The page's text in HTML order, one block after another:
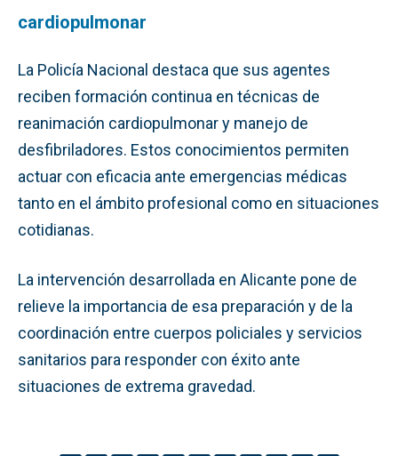
cardiopulmonar
La Policía Nacional destaca que sus agentes
reciben formación continua en técnicas de
reanimación cardiopulmonar y manejo de
desfibriladores. Estos conocimientos permiten
actuar con eficacia ante emergencias médicas
tanto en el ámbito profesional como en situaciones
cotidianas.
La intervención desarrollada en Alicante pone de
relieve la importancia de esa preparación y de la
coordinación entre cuerpos policiales y servicios
sanitarios para responder con éxito ante
situaciones de extrema gravedad.